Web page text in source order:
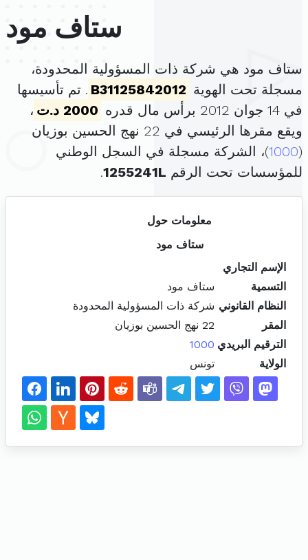
ستاف مود
ستاف مود هي شركة ذات المسؤولية المحدودة،
مسجلة تحت الهوية B31125842012 . تم تأسيسها
في 14 جوان 2012 برأس مال قدره
2000 د.ت
،
ويقع مقرها الرئيسي في 22 نهج الحسين بوزيان
(
1000)، الشركة مسجلة في السجل الوطني
للمؤسسات تحت الرقم 1255241L
.
معلومات حول
ستاف مود
الإسم التجاري
التسمية
ستاف مود
النظام القانوني شركة ذات المسؤولية المحدودة
المقر
22 نهج الحسين بوزيان
الترقيم البريدي 1000
الولاية
تونس